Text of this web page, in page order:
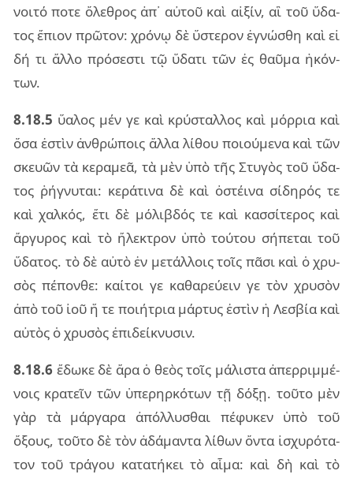
νοι­τό ποτε ὄλε­θρος ἀπ᾽ αὐ­τοῦ καὶ αἰ­ξίν, αἳ τοῦ ὕδα­
τος ἔπιον πρῶ­τον: χρό­νῳ δὲ ὕστε­ρον ἐγνώ­σθη καὶ εἰ
δή τι ἄλλο πρό­σε­στι τῷ ὕδα­τι τῶν ἐς θαῦ­μα ἡκόν­
των.
8.18.5 ὕα­λος μέν γε καὶ κρύ­σταλ­λος καὶ μόρ­ρια καὶ
ὅσα ἐστὶν ἀν­θρώ­ποις ἄλλα λί­θου ποιού­με­να καὶ τῶν
σκευῶν τὰ κε­ρα­μεᾶ, τὰ μὲν ὑπὸ τῆς Στυ­γὸς τοῦ ὕδα­
τος ῥή­γνυ­ται: κε­ρά­τι­να δὲ καὶ ὀστέι­να σί­δη­ρός τε
καὶ χαλ­κός, ἔτι δὲ μό­λι­βδός τε καὶ κασ­σί­τε­ρος καὶ
ἄρ­γυ­ρος καὶ τὸ ἤλε­κτρον ὑπὸ τού­του σή­πε­ται τοῦ
ὕδα­τος. τὸ δὲ αὐτὸ ἐν με­τάλ­λοις τοῖς πᾶσι καὶ ὁ χρυ­
σὸς πέ­πον­θε: καί­τοι γε κα­θα­ρεύ­ειν γε τὸν χρυ­σὸν
ἀπὸ τοῦ ἰοῦ ἥ τε ποι­ή­τρια μάρ­τυς ἐστὶν ἡ Λεσβία καὶ
αὐ­τὸς ὁ χρυ­σὸς ἐπι­δεί­κνυ­σιν.
8.18.6 ἔδω­κε δὲ ἄρα ὁ θεὸς τοῖς μά­λι­στα ἀπερ­ριμ­μέ­
νοις κρα­τεῖν τῶν ὑπε­ρηρ­κό­των τῇ δόξῃ. τοῦ­το μὲν
γὰρ τὰ μάρ­γα­ρα ἀπόλ­λυ­σθαι πέ­φυ­κεν ὑπὸ τοῦ
ὄξους, τοῦ­το δὲ τὸν ἀδά­μαν­τα λί­θων ὄντα ἰσχυ­ρό­τα­
τον τοῦ τρά­γου κα­τα­τή­κει τὸ αἷμα: καὶ δὴ καὶ τὸ